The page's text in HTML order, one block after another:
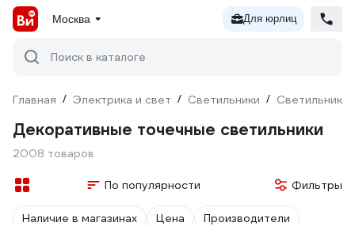
Москва Для юрлиц
Поиск в каталоге
Главная / Электрика и свет / Светильники / Светильники
Декоративные точечные светильники
2008 товаров
По популярности Фильтры
Наличие в магазинах Цена Производители